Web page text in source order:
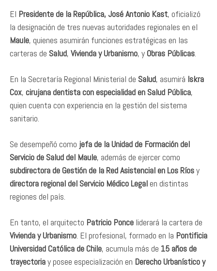
El Presidente de la República, José Antonio Kast, oficializó
la designación de tres nuevas autoridades regionales en el
Maule, quienes asumirán funciones estratégicas en las
carteras de Salud, Vivienda y Urbanismo, yObras Públicas.
En la Secretaría Regional Ministerial de Salud, asumirá Iskra
Cox, cirujana dentista con especialidad en Salud Pública,
quien cuenta con experiencia en la gestión del sistema
sanitario.
Se desempeñó como jefa de la Unidad de Formación del
Servicio de Salud del Maule, además de ejercer como
subdirectora de Gestión de la Red Asistencial en Los Ríosy
directora regional del Servicio Médico Legalen distintas
regiones del país.
En tanto, el arquitecto Patricio Ponce liderará la cartera de
Vivienda y Urbanismo. El profesional, formado en la Pontificia
Universidad Católica de Chile, acumula más de 15 años de
trayectoriay posee especialización en Derecho Urbanístico y